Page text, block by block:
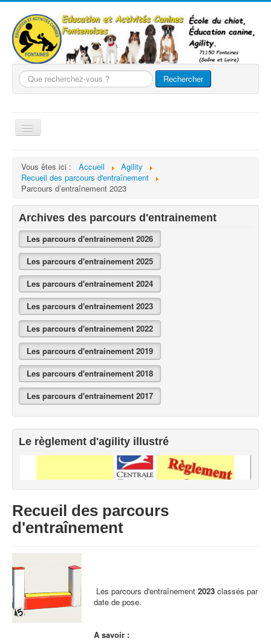
Que
recherchez-
vous
Rechercher
Basculer
la
Le club
Nos activités
Agility
Evènements
Exercices à la maison
Liens
Vous êtes ici : Accueil
Agility
Recueil des parcours d'entraînement
Parcours d’entraînement 2023
Archives des parcours d'entrainement
Les parcours d'entrainement 2026
Les parcours d'entrainement 2025
Les parcours d'entrainement 2024
Les parcours d'entrainement 2023
Les parcours d'entrainement 2022
Les parcours d'entrainement 2019
Les parcours d'entrainement 2018
Les parcours d'entrainement 2017
Le règlement d'agility illustré
Recueil des parcours
d'entraînement
Les parcours d'entraînement 2023 classés par
date de pose.
A savoir :